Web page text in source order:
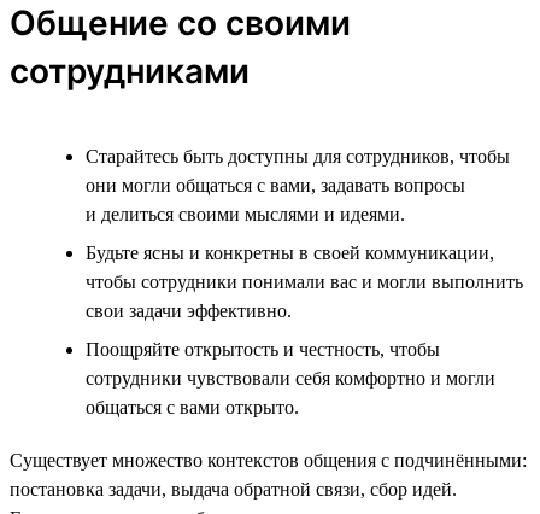
Общение со своими
сотрудниками
Старайтесь быть доступны для сотрудников, чтобы
они могли общаться с вами, задавать вопросы
и делиться своими мыслями и идеями.
Будьте ясны и конкретны в своей коммуникации,
чтобы сотрудники понимали вас и могли выполнить
свои задачи эффективно.
Поощряйте открытость и честность, чтобы
сотрудники чувствовали себя комфортно и могли
общаться с вами открыто.
Существует множество контекстов общения с подчинёнными:
постановка задачи, выдача обратной связи, сбор идей.